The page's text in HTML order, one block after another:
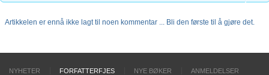
Artikkelen er ennå ikke lagt til noen kommentar ... Bli den første til å gjøre det.
NYHETER FORFATTERFJES NYE BØKER
ANMELDELSER